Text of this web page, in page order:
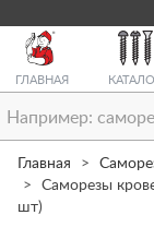
ГЛАВНАЯ
Главная
Саморезы
шт)